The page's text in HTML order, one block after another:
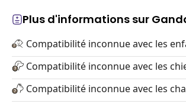
Plus d'informations sur
Compatibilité inconnue avec les
Compatibilité inconnue avec les
Compatibilité inconnue avec les